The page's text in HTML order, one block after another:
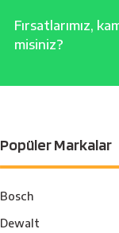
Fırsatlarımız,
misiniz?
Popüler Markalar
Bosch
Dewalt